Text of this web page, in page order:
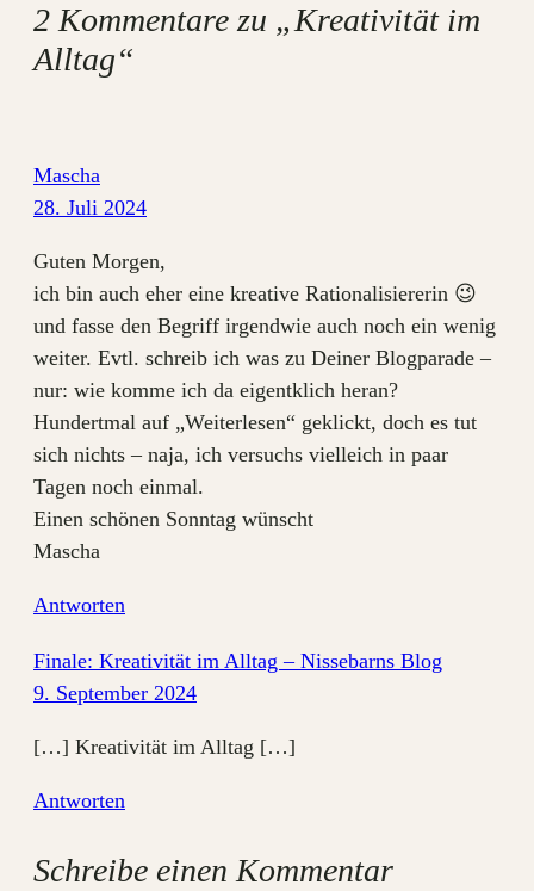
2 Kommentare zu „Kreativität im
Alltag“
Mascha
28. Juli 2024
Guten Morgen,
ich bin auch eher eine kreative Rationalisiererin 😉
und fasse den Begriff irgendwie auch noch ein wenig
weiter. Evtl. schreib ich was zu Deiner Blogparade –
nur: wie komme ich da eigentklich heran?
Hundertmal auf „Weiterlesen“ geklickt, doch es tut
sich nichts – naja, ich versuchs vielleich in paar
Tagen noch einmal.
Einen schönen Sonntag wünscht
Mascha
Antworten
Finale: Kreativität im Alltag – Nissebarns Blog
9. September 2024
[…] Kreativität im Alltag […]
Antworten
Schreibe einen Kommentar